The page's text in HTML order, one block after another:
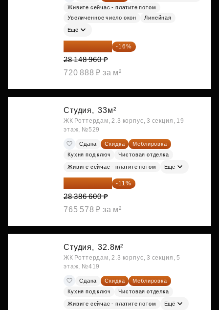
Живите сейчас - платите потом
Увеличенное число окон
Линейная
Ещё
23 645 126 ₽ -16%
28 148 960 ₽
720 888 ₽ за м²
Студия, 33м²
ЖК Роттердам, 2.3 корпус, 3 секция, 19
этаж, №529
Сдана Скидка
Меблировка
Кухня под ключ
Чистовая отделка
Живите сейчас - платите потом Ещё
25 264 074 ₽ -11%
28 386 600 ₽
765 578 ₽ за м²
Студия, 32.8м²
ЖК Роттердам, 2.3 корпус, 3 секция, 5
этаж, №419
Сдана Скидка
Меблировка
Кухня под ключ
Чистовая отделка
Живите сейчас - платите потом Ещё